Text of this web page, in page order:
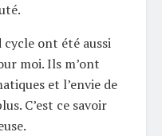
cycle ont été aussi
moi. Ils m’ont
et l’envie de
C’est ce savoir